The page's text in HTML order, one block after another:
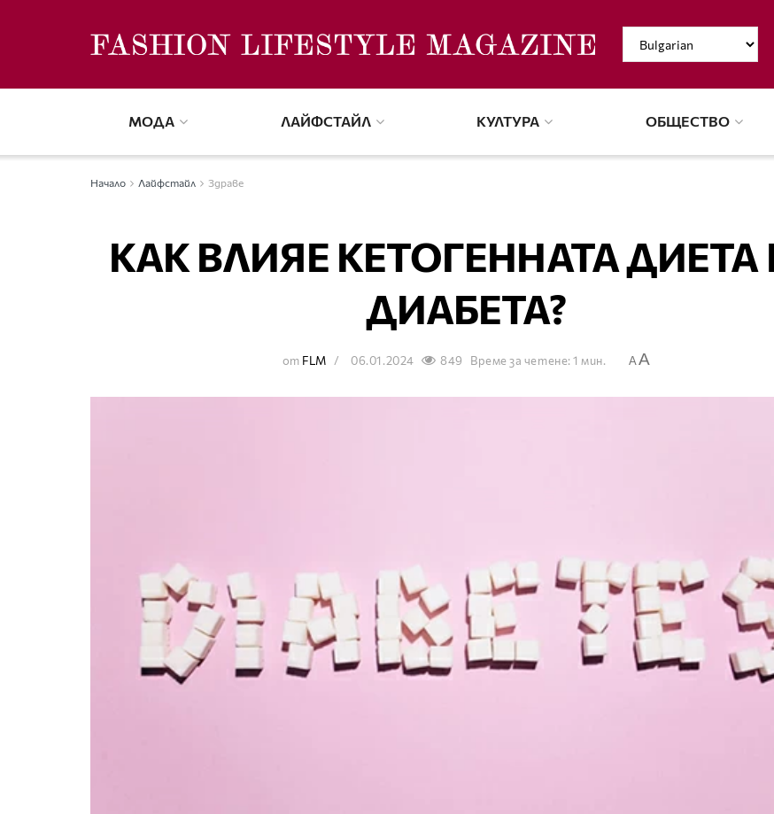
МОДА ЛАЙФСТАЙЛ КУЛТУРА ОБЩЕСТВО
Начало Лайфстайл Здраве
КАК ВЛИЯЕ КЕТОГЕННАТА ДИЕТА
ДИАБЕТА?
от FLM 06.01.2024 849 Време за четене: 1 мин. AA